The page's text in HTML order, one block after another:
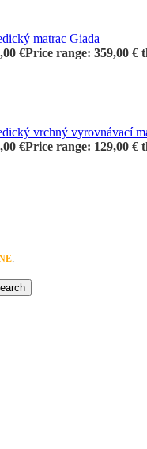
matrac Giada
€Price range: 359,00 €
vrchný vyrovnávací
€Price range: 129,00 €